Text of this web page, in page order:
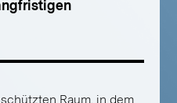
Raum, in dem